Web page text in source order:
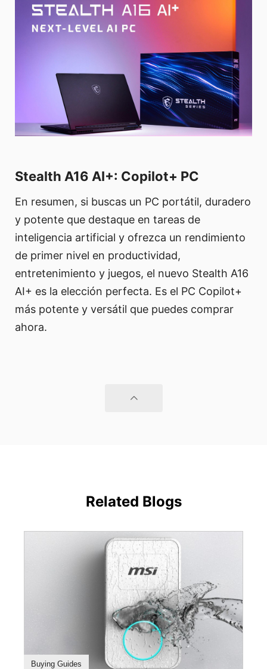
Stealth A16 AI+: Copilot+ PC
En resumen, si buscas un PC portátil, duradero
y potente que destaque en tareas de
inteligencia artificial y ofrezca un rendimiento
de primer nivel en productividad,
entretenimiento y juegos, el nuevo Stealth A16
AI+ es la elección perfecta. Es el PC Copilot+
más potente y versátil que puedes comprar
ahora.
Related Blogs
Buying Guides